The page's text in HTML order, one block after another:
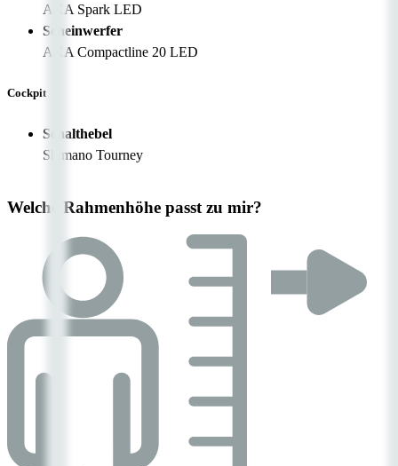
AXA Spark LED
Scheinwerfer
AXA Compactline 20 LED
Cockpit
Schalthebel
Shimano Tourney
Welche Rahmenhöhe passt zu mir?